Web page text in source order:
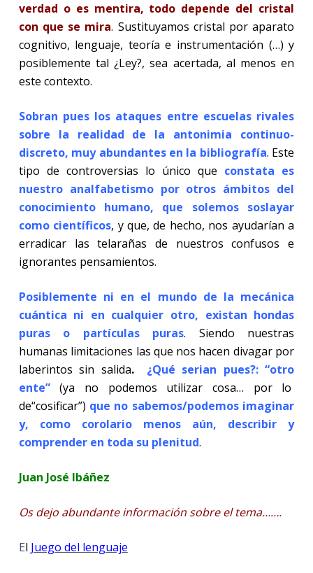
verdad o es mentira, todo depende del cristal
con que se mira. Sustituyamos cristal por aparato
cognitivo, lenguaje, teoría e instrumentación (…) y
posiblemente tal ¿Ley?, sea acertada, al menos en
este contexto.
Sobran pues los ataques entre escuelas rivales
sobre la realidad de la antonimia continuo-
discreto, muy abundantes en la bibliografía. Este
tipo de controversias lo único que constata es
nuestro analfabetismo por otros ámbitos del
conocimiento humano, que solemos soslayar
como científicos, y que, de hecho, nos ayudarían a
erradicar las telarañas de nuestros confusos e
ignorantes pensamientos.
Posiblemente ni en el mundo de la mecánica
cuántica ni en cualquier otro, existan hondas
puras o partículas puras. Siendo nuestras
humanas limitaciones las que nos hacen divagar por
laberintos sin salida. ¿Qué serian pues?: “otro
ente”(ya no podemos utilizar cosa… por lo
de“cosificar”) que no sabemos/podemos imaginar
y, como corolario menos aún, describir y
comprender en toda su plenitud.
Juan José Ibáñez
Os dejo abundante información sobre el tema…….
El Juego del lenguaje